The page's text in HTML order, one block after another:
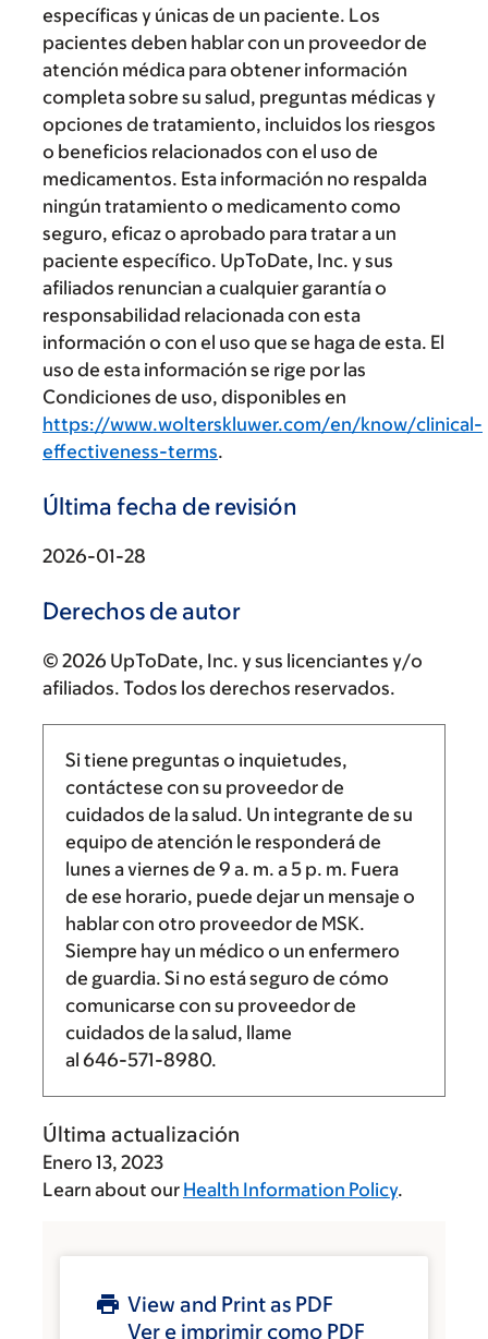
específicas y únicas de un paciente. Los
pacientes deben hablar con un proveedor de
atención médica para obtener información
completa sobre su salud, preguntas médicas y
opciones de tratamiento, incluidos los riesgos
o beneficios relacionados con el uso de
medicamentos. Esta información no respalda
ningún tratamiento o medicamento como
seguro, eficaz o aprobado para tratar a un
paciente específico. UpToDate, Inc. y sus
afiliados renuncian a cualquier garantía o
responsabilidad relacionada con esta
información o con el uso que se haga de esta. El
uso de esta información se rige por las
Condiciones de uso, disponibles en
https://www.wolterskluwer.com/en/know/clinical-
effectiveness-terms.
Última fecha de revisión
2026-01-28
Derechos de autor
© 2026 UpToDate, Inc. y sus licenciantes y/o
afiliados. Todos los derechos reservados.
Si tiene preguntas o inquietudes,
contáctese con su proveedor de
cuidados de la salud. Un integrante de su
equipo de atención le responderá de
lunes a viernes de 9 a. m. a5 p. m. Fuera
de ese horario, puede dejar un mensaje o
hablar con otro proveedor de MSK.
Siempre hay un médico o un enfermero
de guardia. Si no está seguro de cómo
comunicarse con su proveedor de
cuidados de la salud, llame
al 646-571-8980.
Última actualización
Enero 13, 2023
Learn about our Health Information Policy.
View and Print as PDF
Ver e imprimir como PDF